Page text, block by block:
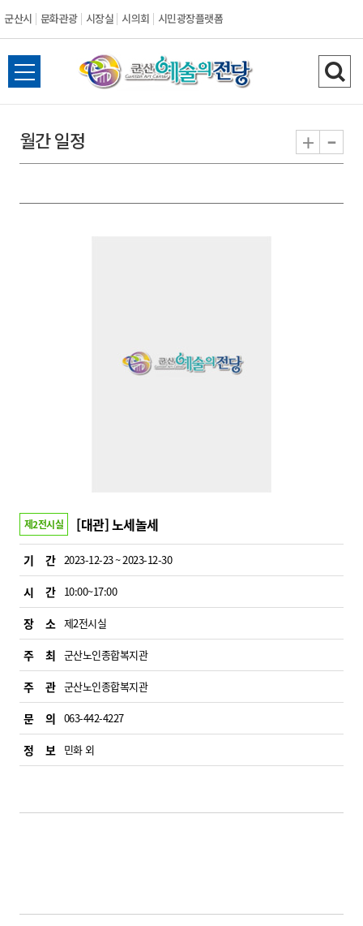
군산시 문화관광 시장실 시의회 시민광장플랫폼
군
산
전
체
뉴
열
검
색
기
월간 일정 + -
제2전시실 [대관] 노세놀세
기 간 2023-12-23 ~ 2023-12-30
시 간 10:00~17:00
장 소 제2전시실
주 최 군산노인종합복지관
주 관 군산노인종합복지관
문 의 063-442-4227
정 보 민화 외